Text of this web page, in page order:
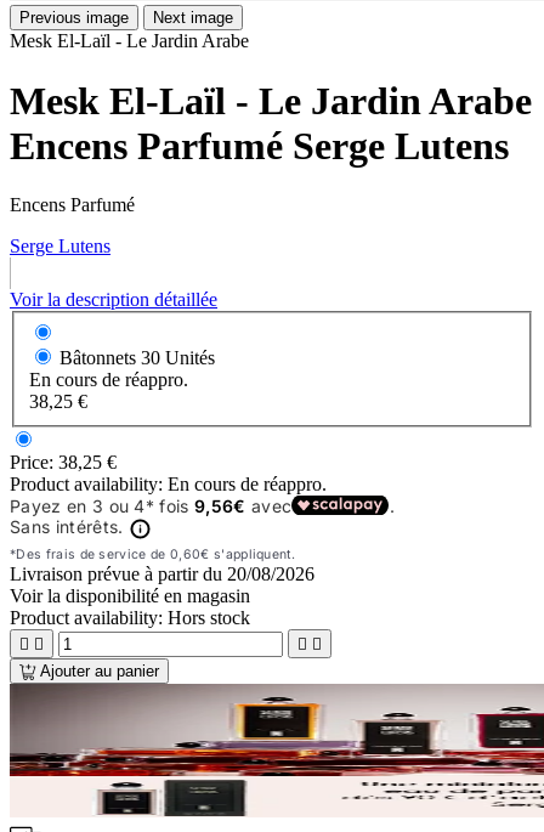
Previous image Next image
Mesk El-Laïl - Le Jardin Arabe
Mesk El-Laïl - Le Jardin Arabe
Encens Parfumé Serge Lutens
Encens Parfumé
Serge Lutens
Voir la description détaillée
Bâtonnets 30 Unités
En cours de réappro.
38,25 €
Price: 38,25 €
Product availability: En cours de réappro.
Livraison prévue à partir du 20/08/2026
Voir la disponibilité en magasin
Product availability: Hors stock
   
Ajouter au panier